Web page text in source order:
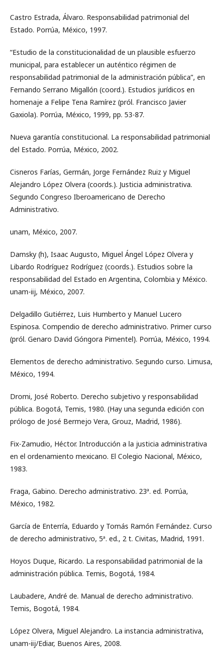
Castro Estrada, Álvaro. Responsabilidad patrimonial del
Estado. Porrúa, México, 1997.
“Estudio de la constitucionalidad de un plausible esfuerzo
municipal, para establecer un auténtico régimen de
responsabilidad patrimonial de la administración pública”, en
Fernando Serrano Migallón (coord.). Estudios jurídicos en
homenaje a Felipe Tena Ramírez (pról. Francisco Javier
Gaxiola). Porrúa, México, 1999, pp. 53-87.
Nueva garantía constitucional. La responsabilidad patrimonial
del Estado. Porrúa, México, 2002.
Cisneros Farías, Germán, Jorge Fernández Ruiz y Miguel
Alejandro López Olvera (coords.). Justicia administrativa.
Segundo Congreso Iberoamericano de Derecho
Administrativo.
unam, México, 2007.
Damsky (h), Isaac Augusto, Miguel Ángel López Olvera y
Libardo Rodríguez Rodríguez (coords.). Estudios sobre la
responsabilidad del Estado en Argentina, Colombia y México.
unam-iij, México, 2007.
Delgadillo Gutiérrez, Luis Humberto y Manuel Lucero
Espinosa. Compendio de derecho administrativo. Primer curso
(pról. Genaro David Góngora Pimentel). Porrúa, México, 1994.
Elementos de derecho administrativo. Segundo curso. Limusa,
México, 1994.
Dromi, José Roberto. Derecho subjetivo y responsabilidad
pública. Bogotá, Temis, 1980. (Hay una segunda edición con
prólogo de José Bermejo Vera, Grouz, Madrid, 1986).
Fix-Zamudio, Héctor. Introducción a la justicia administrativa
en el ordenamiento mexicano. El Colegio Nacional, México,
1983.
Fraga, Gabino. Derecho administrativo. 23ª. ed. Porrúa,
México, 1982.
García de Enterría, Eduardo y Tomás Ramón Fernández. Curso
de derecho administrativo, 5ª. ed., 2 t. Civitas, Madrid, 1991.
Hoyos Duque, Ricardo. La responsabilidad patrimonial de la
administración pública. Temis, Bogotá, 1984.
Laubadere, André de. Manual de derecho administrativo.
Temis, Bogotá, 1984.
López Olvera, Miguel Alejandro. La instancia administrativa,
unam-iij/Ediar, Buenos Aires, 2008.